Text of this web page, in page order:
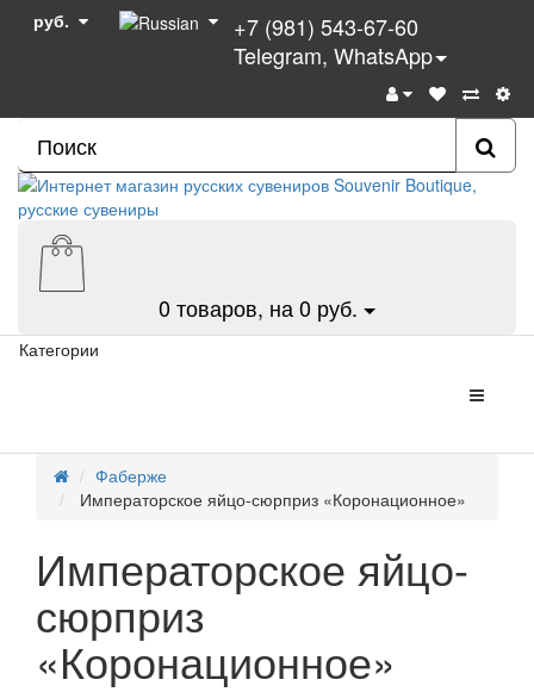
руб.
+7 (981) 543-67-60
Telegram, WhatsApp
0товаров, на 0 руб.
Категории
Фаберже
Императорское яйцо-сюрприз «Коронационное»
Императорское яйцо-
сюрприз
«Коронационное»